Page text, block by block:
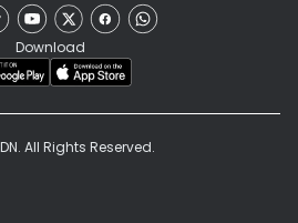
Download
All Rights Reserved.